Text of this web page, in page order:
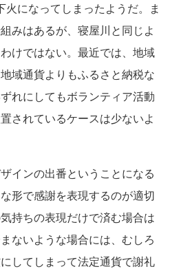
になってしまったようだ。ま
みはあるが、寝屋川と同じよ
けではない。最近では、地域
域通貨よりもふるさと納税な
れにしてもボランティア活動
されているケースは少ないよ
インの出番ということになる
形で感謝を表現するのが適切
持ちの表現だけで済む場合は
ないような場合には、むしろ
してしまって法定通貨で謝礼